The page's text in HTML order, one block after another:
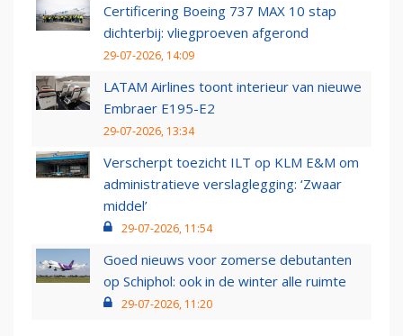
Certificering Boeing 737 MAX 10 stap
dichterbij: vliegproeven afgerond
29-07-2026, 14:09
LATAM Airlines toont interieur van nieuwe
Embraer E195-E2
29-07-2026, 13:34
Verscherpt toezicht ILT op KLM E&M om
administratieve verslaglegging: ‘Zwaar
middel’
29-07-2026, 11:54
Goed nieuws voor zomerse debutanten
op Schiphol: ook in de winter alle ruimte
29-07-2026, 11:20